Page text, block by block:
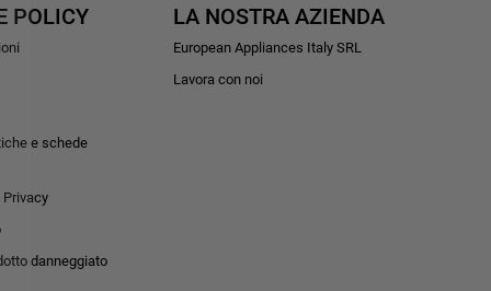
POLICY
e schede
danneggiato
LA NOSTRA AZIENDA
European Appliances Italy SRL
Lavora con noi